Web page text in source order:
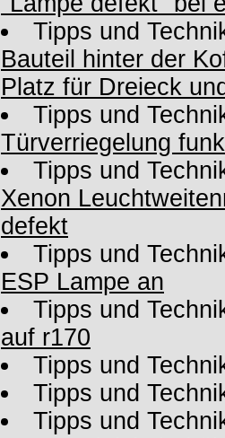
Tipps und
Bauteil hinter der
Platz für Dreieck
Tipps und
Türverriegelung
Tipps und
Xenon
defekt
Tipps und
ESP Lampe an
Tipps und
auf r170
Tipps und
Tipps und
Tipps und